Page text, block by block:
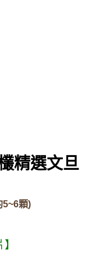
精選文旦
5~6顆)